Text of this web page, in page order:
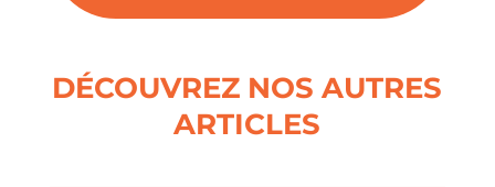
DÉCOUVREZ NOS AUTRES
ARTICLES